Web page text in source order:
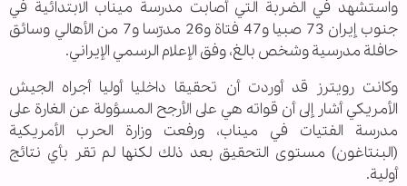
واستشهد في الضربة التي أصابت مدرسة ميناب الابتدائية في
جنوب إيران 73 صبيا و47 فتاة و26 مدرّسا و7 من الأهالي وسائق
حافلة مدرسية وشخص بالغ، وفق الإعلام الرسمي الإيراني.
وكانت رويترز قد أوردت أن تحقيقا داخليا أوليا أجراه الجيش
الأمريكي أشار إلى أن قواته هي على الأرجح المسؤولة عن الغارة على
مدرسة الفتيات في ميناب، ورفعت وزارة الحرب الأمريكية
(البنتاغون) مستوى التحقيق بعد ذلك لكنها لم تقر بأي نتائج
أولية.